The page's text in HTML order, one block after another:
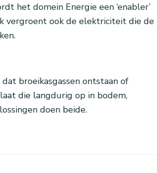
het domein Energie een ‘enabler’
vergroent ook de elektriciteit die de
broeikasgassen ontstaan of
die langdurig op in bodem,
doen beide.